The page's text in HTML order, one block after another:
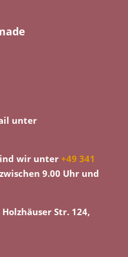
unter
wir unter +49 341
9.00 Uhr und
Str. 124,